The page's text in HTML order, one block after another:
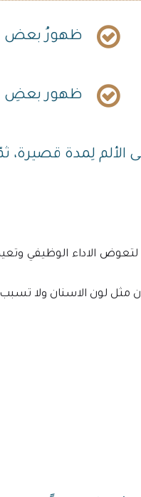
ظهورُ بعض
ظهور بعضِ
الألم لِمدة قصيرة،
الاداء الوظيفي
مثل لون الاسنان ولا